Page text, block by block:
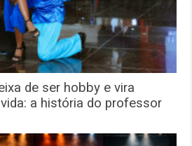
de ser hobby e vira
a história do professor